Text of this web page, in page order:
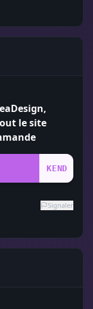
le site
KEND
Signaler